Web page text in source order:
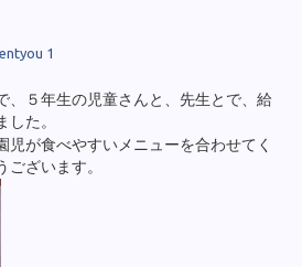
entyou 1
、５年生の児童さんと、先生とで、給
た。
児が食べやすいメニューを合わせてく
ざいます。